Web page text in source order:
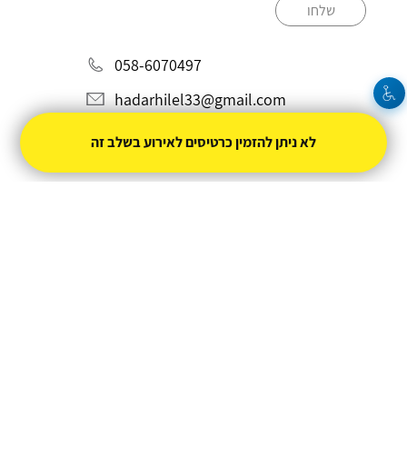
שלחו
058-6070497
hadarhilel33@gmail.com
לא ניתן להזמין כרטיסים לאירוע בשלב זה